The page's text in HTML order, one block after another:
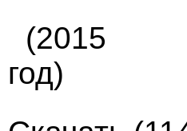
(2015
год)